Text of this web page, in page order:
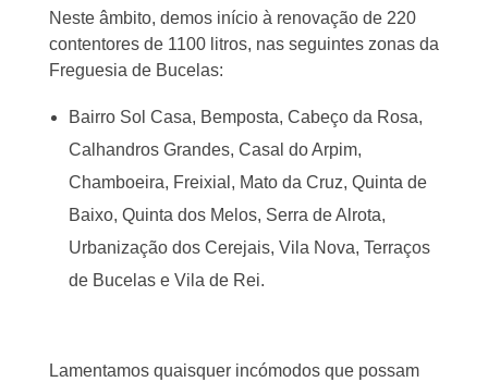
Neste âmbito, demos início à renovação de 220
contentores de 1100 litros, nas seguintes zonas da
Freguesia de Bucelas:
Bairro Sol Casa, Bemposta, Cabeço da Rosa,
Calhandros Grandes, Casal do Arpim,
Chamboeira, Freixial, Mato da Cruz, Quinta de
Baixo, Quinta dos Melos, Serra de Alrota,
Urbanização dos Cerejais, Vila Nova, Terraços
de Bucelas e Vila de Rei.
Lamentamos quaisquer incómodos que possam